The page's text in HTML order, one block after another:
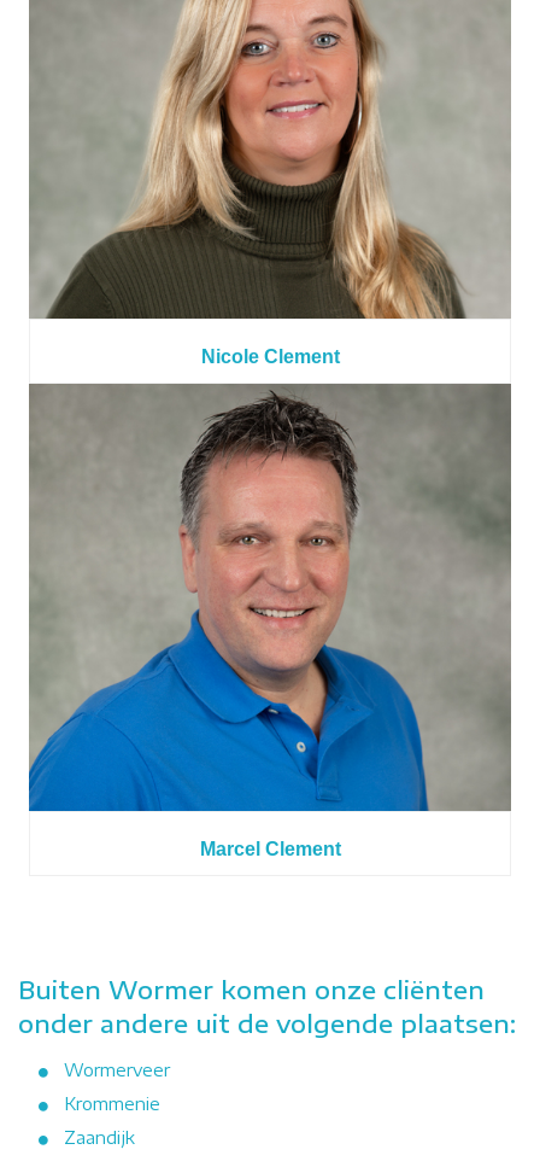
Nicole Clement
Marcel Clement
Buiten Wormer komen onze cliënten
onder andere uit de volgende plaatsen:
Wormerveer
Krommenie
Zaandijk